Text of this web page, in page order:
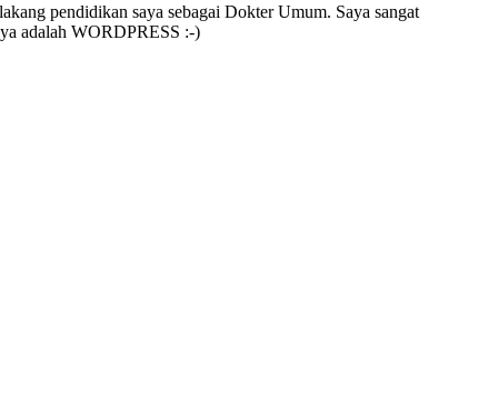
pendidikan saya sebagai Dokter Umum. Saya sangat
adalah WORDPRESS :-)